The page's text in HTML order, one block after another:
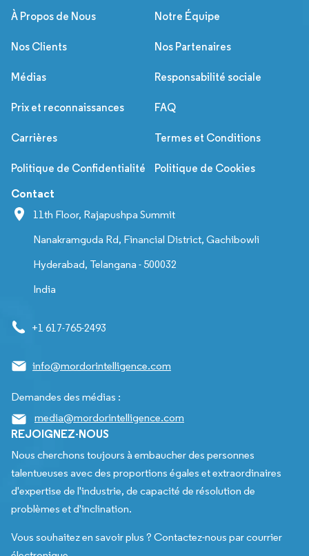
À Propos de Nous Notre Équipe
Nos Clients Nos Partenaires
Médias Responsabilité sociale
Prix et reconnaissances FAQ
Carrières Termes et Conditions
Politique de Confidentialité Politique de Cookies
Contact
11th Floor, Rajapushpa Summit
Nanakramguda Rd, Financial District, Gachibowli
Hyderabad, Telangana - 500032
India
+1 617-765-2493
info@mordorintelligence.com
Demandes des médias :
media@mordorintelligence.com
REJOIGNEZ-NOUS
Nous cherchons toujours à embaucher des personnes
talentueuses avec des proportions égales et extraordinaires
d'expertise de l'industrie, de capacité de résolution de
problèmes et d'inclination.
Vous souhaitez en savoir plus ? Contactez-nous par courrier